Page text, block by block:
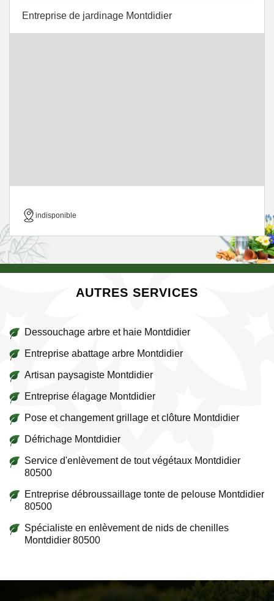
Entreprise de jardinage Montdidier
indisponible
AUTRES SERVICES
Dessouchage arbre et haie Montdidier
Entreprise abattage arbre Montdidier
Artisan paysagiste Montdidier
Entreprise élagage Montdidier
Pose et changement grillage et clôture Montdidier
Défrichage Montdidier
Service d'enlèvement de tout végétaux Montdidier
80500
Entreprise débroussaillage tonte de pelouse Montdidier
80500
Spécialiste en enlèvement de nids de chenilles
Montdidier 80500